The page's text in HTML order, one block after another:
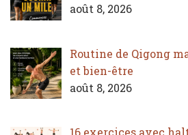
août 8, 2026
Routine de Qigong
et bien-être
août 8, 2026